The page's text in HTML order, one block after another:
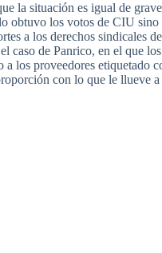
la situación es igual de
obtuvo los votos de CIU sino
a los derechos sindicales
el caso de Panrico, en el que los
a los proveedores etiquetado
con lo que le llueve